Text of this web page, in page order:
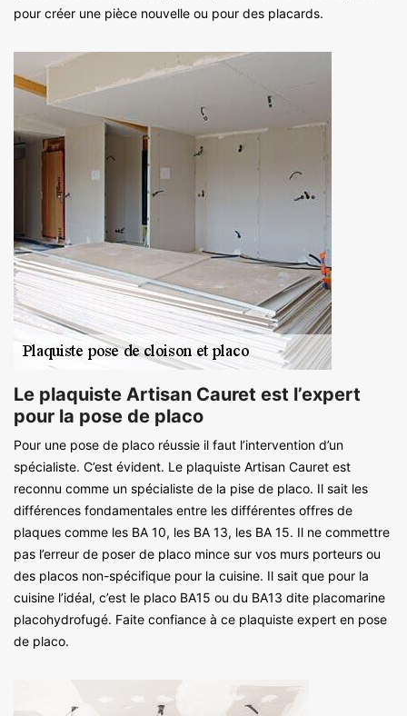
pour créer une pièce nouvelle ou pour des placards.
Le plaquiste Artisan Cauret est l’expert
pour la pose de placo
Pour une pose de placo réussie il faut l’intervention d’un
spécialiste. C’est évident. Le plaquiste Artisan Cauret est
reconnu comme un spécialiste de la pise de placo. Il sait les
différences fondamentales entre les différentes offres de
plaques comme les BA 10, les BA 13, les BA 15. Il ne commettre
pas l’erreur de poser de placo mince sur vos murs porteurs ou
des placos non-spécifique pour la cuisine. Il sait que pour la
cuisine l’idéal, c’est le placo BA15 ou du BA13 dite placomarine
placohydrofugé. Faite confiance à ce plaquiste expert en pose
de placo.